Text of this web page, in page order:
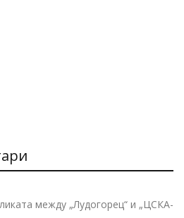
между „Лудогорец“ и „ЦСКА-